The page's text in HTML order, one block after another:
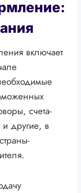
включает
счета-
и другие, в